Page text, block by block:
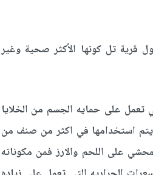
قرية تل كونها الأكثر صحية وغير
تعمل على حمايه الجسم من الخلايا
استخدامها في اكثر من صنف من
على اللحم والارز فمن مكوناته